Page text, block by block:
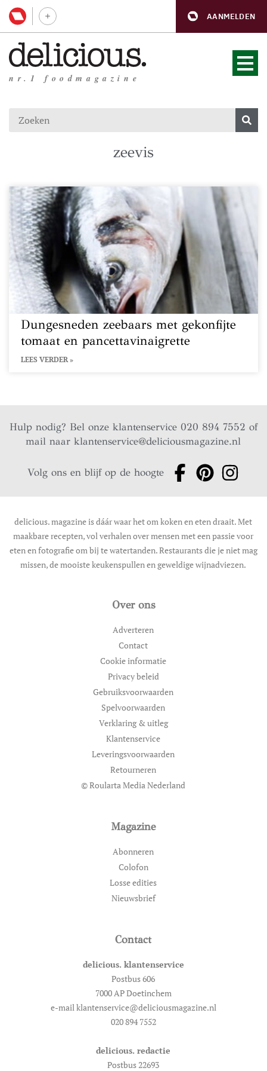
AANMELDEN
nr.1 foodmagazine
zeevis
Dungesneden zeebaars met gekonfijte
tomaat en pancettavinaigrette
LEES VERDER »
Hulp nodig? Bel onze klantenservice 020 894 7552 of
mail naarklantenservice@deliciousmagazine.nl
Volg ons en blijf op de hoogte
delicious. magazine is dáár waar het om koken en eten draait. Met
maakbare recepten, vol verhalen over mensen met een passie voor
eten en fotografie om bij te watertanden. Restaurants die je niet mag
missen, de mooiste keukenspullen en geweldige wijnadviezen.
Over ons
Adverteren
Contact
Cookie informatie
Privacy beleid
Gebruiksvoorwaarden
Spelvoorwaarden
Verklaring & uitleg
Klantenservice
Leveringsvoorwaarden
Retourneren
© Roularta Media Nederland
Magazine
Abonneren
Colofon
Losse edities
Nieuwsbrief
Contact
delicious. klantenservice
Postbus 606
7000 AP Doetinchem
e-mail klantenservice@deliciousmagazine.nl
020 894 7552
delicious. redactie
Postbus 22693